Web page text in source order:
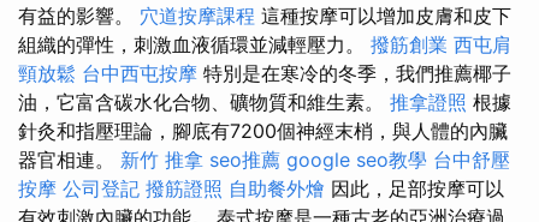
有益的影響。 穴道按摩課程 這種按摩可以增加皮膚和皮下
組織的彈性，刺激血液循環並減輕壓力。 撥筋創業 西屯肩
頸放鬆 台中西屯按摩 特別是在寒冷的冬季，我們推薦椰子
油，它富含碳水化合物、礦物質和維生素。 推拿證照 根據
針灸和指壓理論，腳底有7200個神經末梢，與人體的內臟
器官相連。 新竹 推拿 seo推薦 google seo教學 台中舒壓
按摩 公司登記 撥筋證照 自助餐外燴 因此，足部按摩可以
有效刺激內臟的功能。 泰式按摩是一種古老的亞洲治療過